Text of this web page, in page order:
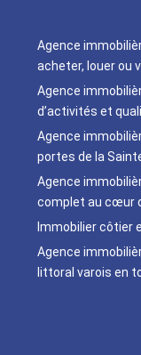
Agence
acheter, louer ou
Agence
d’activités et
Agence
portes de la
Agence
complet au cœur
Immobilier côtier
Agence
littoral varois en